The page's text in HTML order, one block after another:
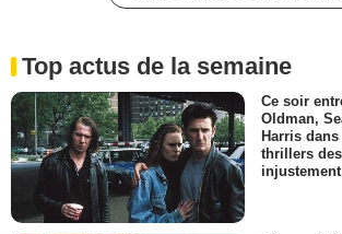
Top actus de la semaine
Ce soir
Oldman,
Harris
thrillers